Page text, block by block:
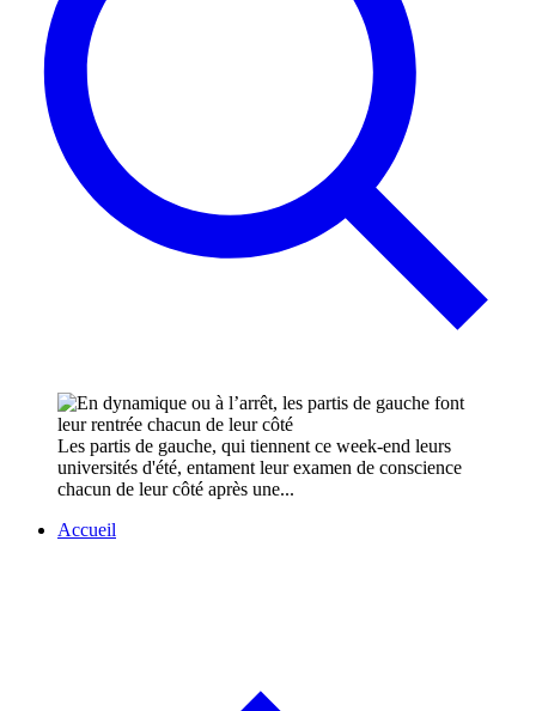
Les partis de gauche, qui tiennent ce week-end leurs
universités d'été, entament leur examen de conscience
chacun de leur côté après une...
Accueil